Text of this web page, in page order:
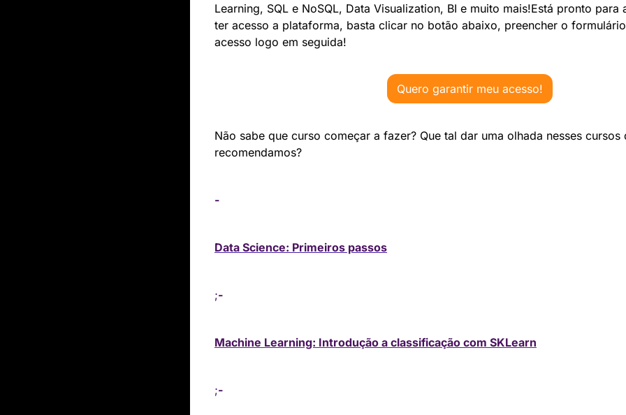
Learning, SQL e NoSQL, Data Visualization, BI e muito mais!Está pronto para
ter acesso a plataforma, basta clicar no botão abaixo, preencher o
acesso logo em seguida!
Quero garantir meu acesso!
Não sabe que curso começar a fazer? Que tal dar uma olhada nesses cursos
recomendamos?
-
Data Science: Primeiros passos
;-
Machine Learning: Introdução a classificação com SKLearn
;-